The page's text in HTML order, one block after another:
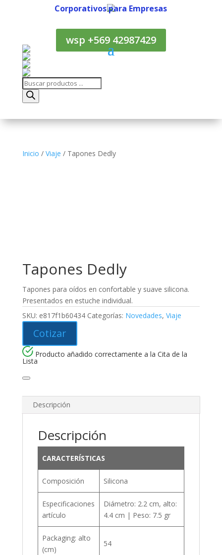
Corporativos para Empresas
wsp +569 42987429
Búsqueda
de
productos
Inicio / Viaje / Tapones Dedly
Tapones Dedly
Tapones para oídos en confortable y suave silicona.
Presentados en estuche individual.
SKU: e817f1b60434 Categorías: Novedades, Viaje
Cotizar
Producto añadido correctamente a la Cita de la
Lista
Descripción
Descripción
CARACTERÍSTICAS
Composición Silicona
Especificaciones
artículo
Diámetro: 2.2 cm, alto:
4.4 cm | Peso: 7.5 gr
Packaging: alto
(cm)
54